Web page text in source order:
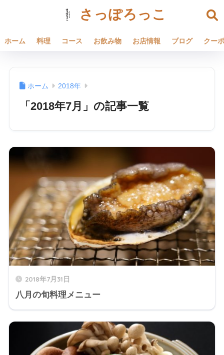
さっぽろっこ
ホーム 料理 コース お飲み物 お店情報 ブログ クー
ホーム 2018年
「2018年7月」の記事一覧
2018年7月31日
八月の旬料理メニュー